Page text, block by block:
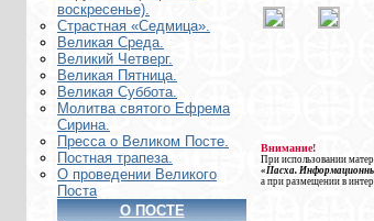
воскресенье).
Страстная «Седмица».
Великая Среда.
Великий Четверг.
Великая Пятница.
Великая Суббота.
Молитва святого Ефрема
Сирина.
Пресса о Великом Посте.
Постная трапеза.
О проведении Великого
Поста
О ПОСТЕ
Внимание!
При использовании
«Пасха.
а при размещении в